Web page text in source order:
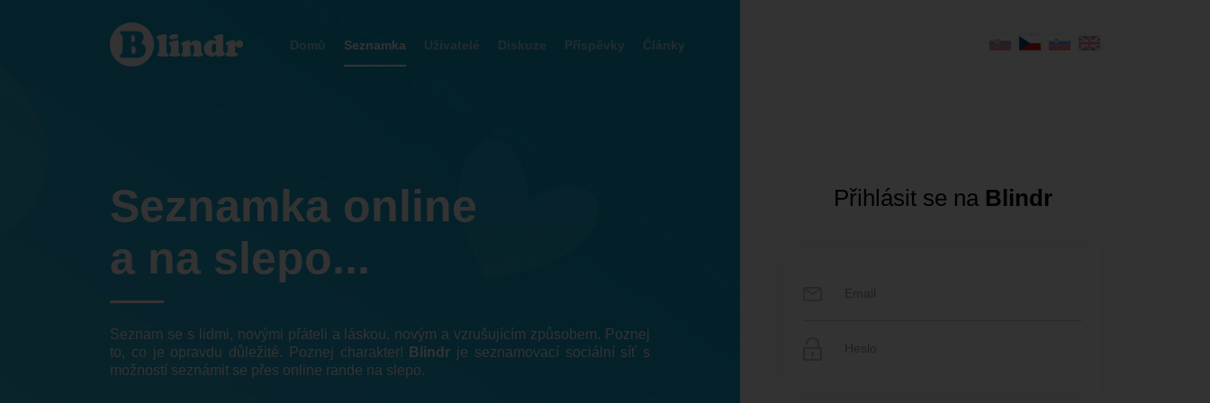
Kežmarok
Domů
Seznamka Uživatelé Diskuze Příspěvky Články
Seznamka online
a na slepo...
Seznam se s lidmi, novými přáteli a láskou, novým a vzrušujícím způsobem. Poznej
to, co je opravdu důležité. Poznej charakter! Blindr je seznamovací sociální síť s
možností seznámit se přes online rande na slepo.
Přihlásit se na Blindr